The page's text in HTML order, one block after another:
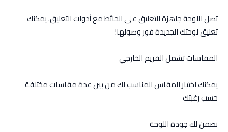
تصل اللوحة جاهزة للتعليق على الحائط مع أدوات التعليق. يمكنك
تعليق لوحتك الجديدة فور وصولها!
المقاسات تشمل الفريم الخارجي
يمكنك اختيار المقاس المناسب لك من بين عدة مقاسات مختلفة
حسب رغبتك
نضمن لك جودة اللوحة